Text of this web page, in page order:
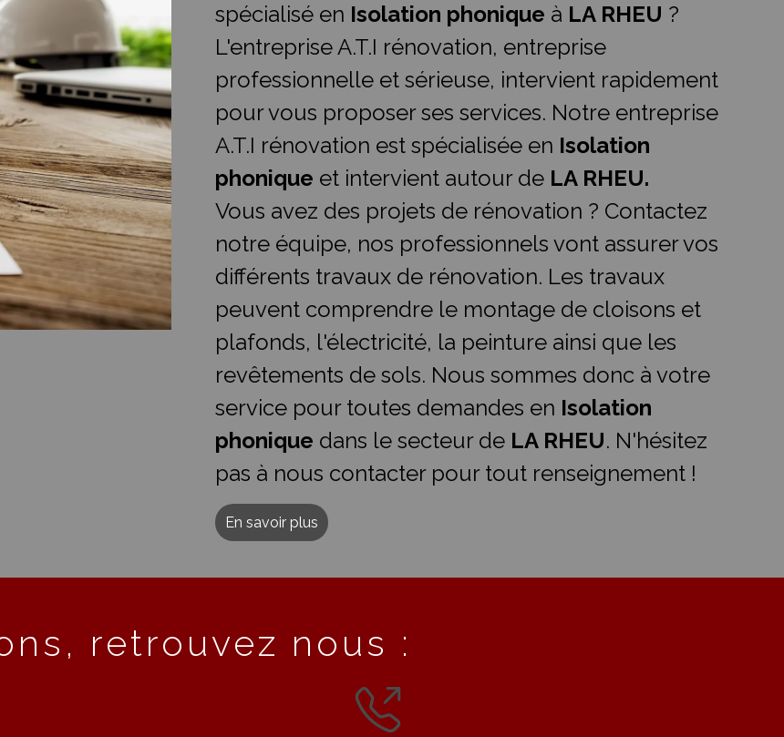
spécialisé en Isolation phonique à LA RHEU ?
L'entreprise A.T.I rénovation, entreprise
professionnelle et sérieuse, intervient rapidement
pour vous proposer ses services. Notre entreprise
A.T.I rénovation est spécialisée en Isolation
phonique et intervient autour de LA RHEU.
Vous avez des projets de rénovation ? Contactez
notre équipe, nos professionnels vont assurer vos
différents travaux de rénovation. Les travaux
peuvent comprendre le montage de cloisons et
plafonds, l'électricité, la peinture ainsi que les
revêtements de sols. Nous sommes donc à votre
service pour toutes demandes en Isolation
phonique dans le secteur de LA RHEU. N'hésitez
pas à nous contacter pour tout renseignement !
En savoir plus
retrouvez nous :